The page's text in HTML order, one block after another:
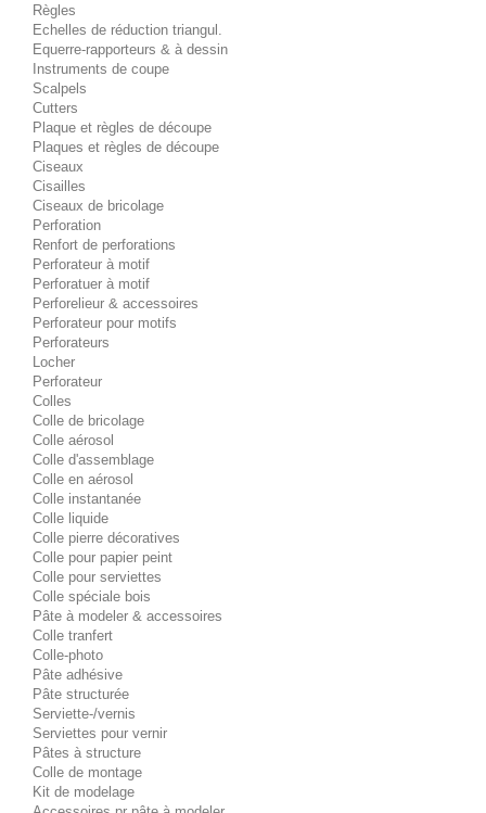
Règles
Echelles de réduction triangul.
Equerre-rapporteurs & à dessin
Instruments de coupe
Scalpels
Cutters
Plaque et règles de découpe
Plaques et règles de découpe
Ciseaux
Cisailles
Ciseaux de bricolage
Perforation
Renfort de perforations
Perforateur à motif
Perforatuer à motif
Perforelieur & accessoires
Perforateur pour motifs
Perforateurs
Locher
Perforateur
Colles
Colle de bricolage
Colle aérosol
Colle d'assemblage
Colle en aérosol
Colle instantanée
Colle liquide
Colle pierre décoratives
Colle pour papier peint
Colle pour serviettes
Colle spéciale bois
Pâte à modeler & accessoires
Colle tranfert
Colle-photo
Pâte adhésive
Pâte structurée
Serviette-/vernis
Serviettes pour vernir
Pâtes à structure
Colle de montage
Kit de modelage